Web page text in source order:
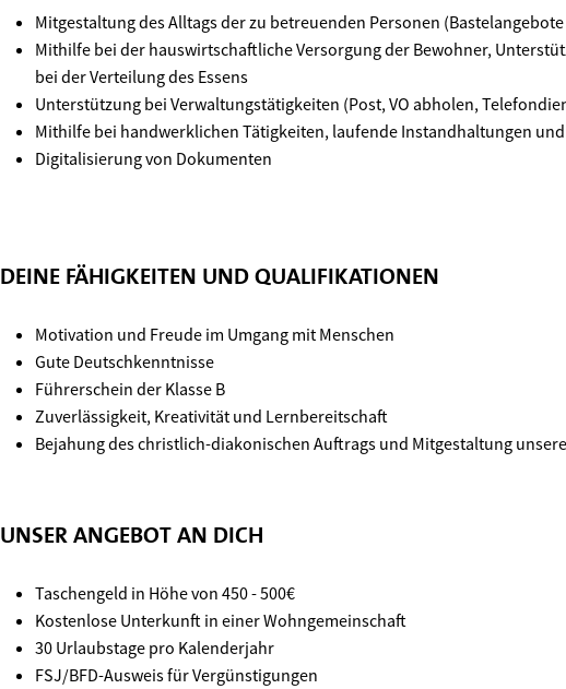
Mitgestaltung des Alltags der zu betreuenden Personen (Bastelangebote
Mithilfe bei der hauswirtschaftliche Versorgung der Bewohner,
bei der Verteilung des Essens
Unterstützung bei Verwaltungstätigkeiten (Post, VO abholen,
Mithilfe bei handwerklichen Tätigkeiten, laufende Instandhaltungen
Digitalisierung von Dokumenten
DEINE FÄHIGKEITEN UND QUALIFIKATIONEN
Motivation und Freude im Umgang mit Menschen
Gute Deutschkenntnisse
Führerschein der Klasse B
Zuverlässigkeit, Kreativität und Lernbereitschaft
Bejahung des christlich-diakonischen Auftrags und Mitgestaltung
UNSER ANGEBOT AN DICH
Taschengeld in Höhe von 450 - 500€
Kosten­lose Unter­kunft in einer Wohn­gemeinschaft
30 Urlaubstage pro Kalenderjahr
FSJ/BFD-Ausweis für Vergünstigungen